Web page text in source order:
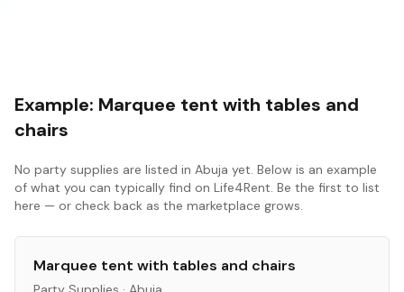
Example: Marquee tent with tables and
chairs
No party supplies are listed in Abuja yet. Below is an example
of what you can typically find on Life4Rent. Be the first to list
here — or check back as the marketplace grows.
Marquee tent with tables and chairs